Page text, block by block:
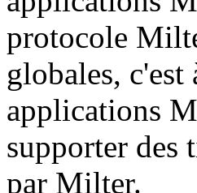
protocole
globales,
applications
supporter des
par Milter.